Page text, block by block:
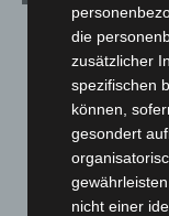
August 2026(14)
Juli 2026(73)
Juni 2026(139)
Mai 2026(99)
April 2026(99)
März 2026(115)
die
zusätzlicher
spezifischen
können,
gesondert
nicht einer